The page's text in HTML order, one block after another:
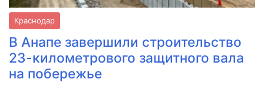
Краснодар
В Анапе завершили строительство
23-километрового защитного вала
на побережье